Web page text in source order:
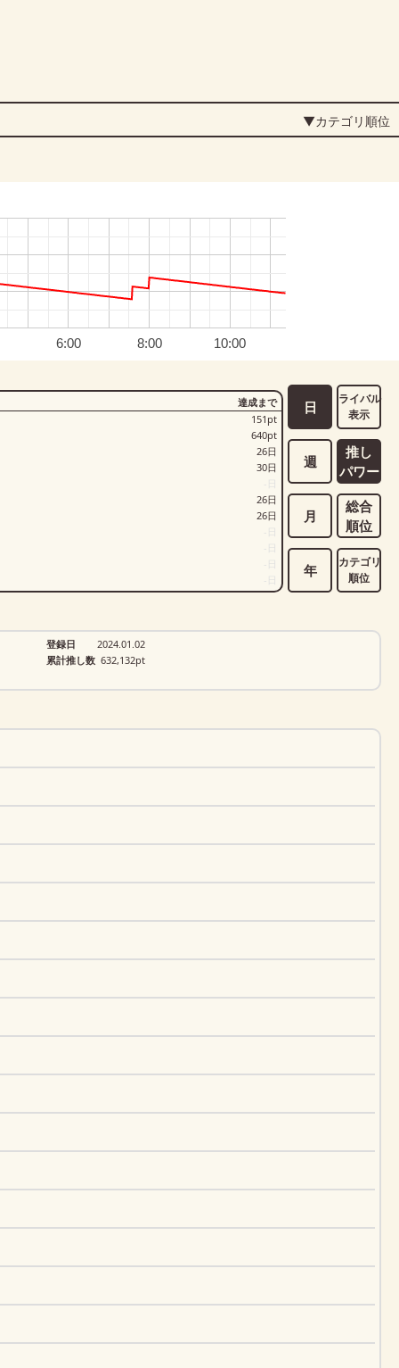
▼カテゴリ順位
6:00 8:00 10:00
達成まで
151 pt
640pt
26日
30日
日
26日
26日
日
日
日
日
日
週
月
年
ライバル
表示
推し
パワー
総合
順位
カテゴリ
順位
登録日
2024.01.02
累計推し数 632,132pt